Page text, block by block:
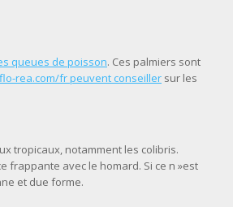
queues de poisson. Ces palmiers sont
rea.com/fr peuvent conseiller sur les
tropicaux, notamment les colibris.
frappante avec le homard. Si ce n »est
et due forme.